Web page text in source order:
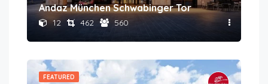
Andaz München Schwabinger Tor
12 462 560
FEATURED